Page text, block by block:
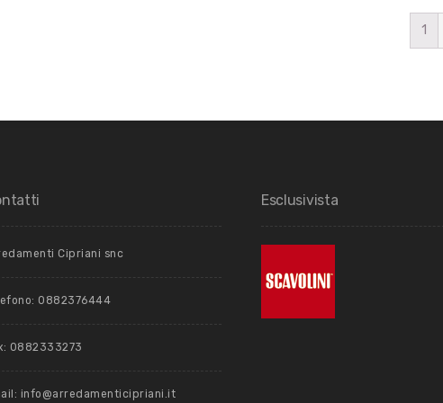
1
Cipriani snc
0882376444
0882333273
info@arredamenticipriani.it
Esclusivista